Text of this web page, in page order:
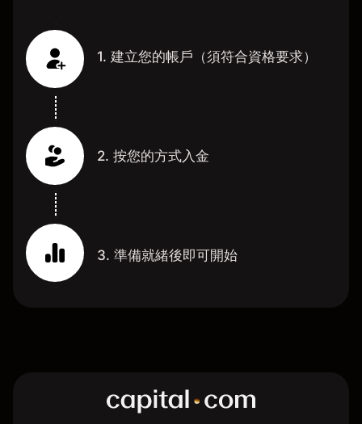
1. 建立您的帳戶（須符合資格要求）
2. 按您的方式入金
3. 準備就緒後即可開始